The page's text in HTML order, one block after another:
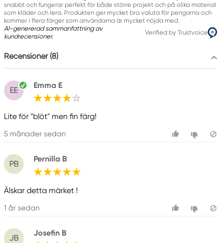
snabbt och fungerar perfekt för både större projekt och på olika material
som kläder och lera. Produkten ger mycket bra valuta för pengarna och
kommer i flera färger som användarna är mycket nöjda med.
AI-genererad sammanfattning av
kundrecensioner.
Verified by Trustvoice
Recensioner (8)
EE
Emma E
Lite för "blöt" men fin färg!
5 månader sedan
PB
Pernilla B
Älskar detta märket !
1 år sedan
JB
Josefin B